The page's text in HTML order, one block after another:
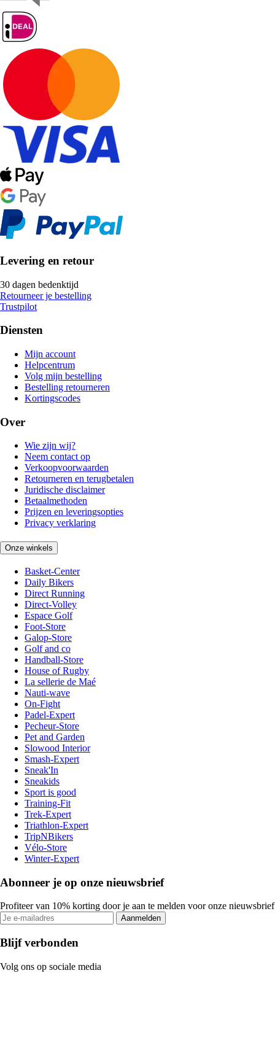
Levering en retour
30 dagen bedenktijd
Retourneer je bestelling
Trustpilot
Diensten
Mijn account
Helpcentrum
Volg mijn bestelling
Bestelling retourneren
Kortingscodes
Over
Wie zijn wij?
Neem contact op
Verkoopvoorwaarden
Retourneren en terugbetalen
Juridische disclaimer
Betaalmethoden
Prijzen en leveringsopties
Privacy verklaring
Onze winkels
Basket-Center
Daily Bikers
Direct Running
Direct-Volley
Espace Golf
Foot-Store
Galop-Store
Golf and co
Handball-Store
House of Rugby
La sellerie de Maé
Nauti-wave
On-Fight
Padel-Expert
Pecheur-Store
Pet and Garden
Slowood Interior
Smash-Expert
Sneak'In
Sneakids
Sport is good
Training-Fit
Trek-Expert
Triathlon-Expert
TripNBikers
Vélo-Store
Winter-Expert
Abonneer je op onze nieuwsbrief
Profiteer van 10% korting door je aan te melden voor onze nieuwsbrief
Aanmelden
Blijf verbonden
Volg ons op sociale media